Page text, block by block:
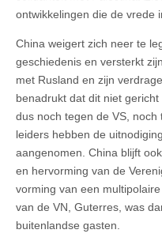
ontwikkelingen die de vrede
China weigert zich neer te
geschiedenis en versterkt
met Rusland en zijn
benadrukt dat dit niet
dus noch tegen de VS,
leiders hebben de
aangenomen. China blijft
en hervorming van de
vorming van een
van de VN, Guterres, was
buitenlandse gasten.